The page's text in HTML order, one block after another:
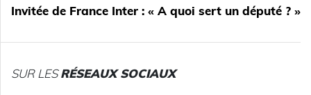
Invitée de France Inter : « A quoi sert un député ? »
SUR LESRÉSEAUX SOCIAUX